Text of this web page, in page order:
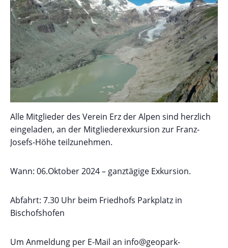
Alle Mitglieder des Verein Erz der Alpen sind herzlich
eingeladen, an der Mitgliederexkursion zur Franz-
Josefs-Höhe teilzunehmen.
Wann: 06.Oktober 2024 – ganztägige Exkursion.
Abfahrt: 7.30 Uhr beim Friedhofs Parkplatz in
Bischofshofen
Um Anmeldung per E-Mail an info@geopark-